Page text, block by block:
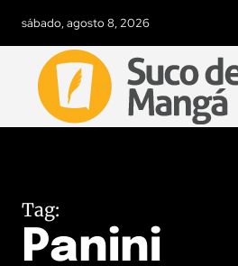
sábado, agosto 8, 2026
Tag:
Panini